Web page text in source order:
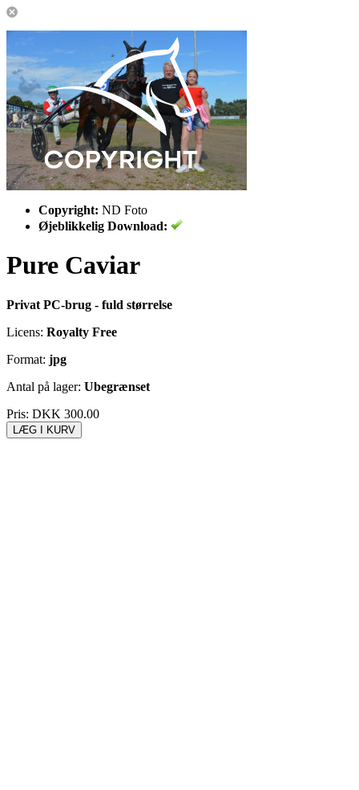
Copyright: ND Foto
Øjeblikkelig Download:
Pure Caviar
Privat PC-brug - fuld størrelse
Licens: Royalty Free
Format: jpg
Antal på lager: Ubegrænset
Pris: DKK 300.00